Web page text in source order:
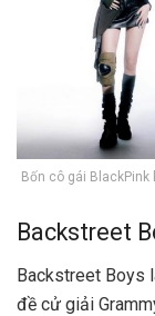
Bốn cô gái
Backstreet
Backstreet Boys
đề cử giải